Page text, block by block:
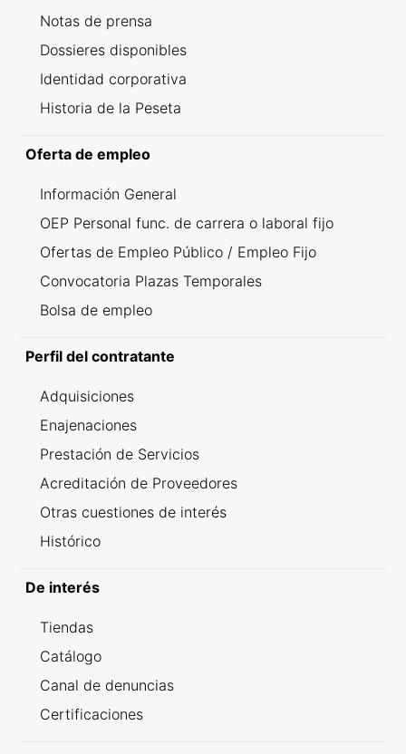
Notas de prensa
Dossieres disponibles
Identidad corporativa
Historia de la Peseta
Oferta de empleo
Información General
OEP Personal func. de carrera o laboral fijo
Ofertas de Empleo Público / Empleo Fijo
Convocatoria Plazas Temporales
Bolsa de empleo
Perfil del contratante
Adquisiciones
Enajenaciones
Prestación de Servicios
Acreditación de Proveedores
Otras cuestiones de interés
Histórico
De interés
Tiendas
Catálogo
Canal de denuncias
Certificaciones